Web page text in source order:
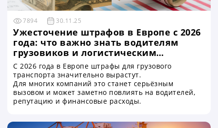
7894 30.11.25
Ужесточение штрафов в Европе с 2026
года: что важно знать водителям
грузовиков и логистическим
компаниям
С 2026 года в Европе штрафы для грузового
транспорта значительно вырастут.
Для многих компаний это станет серьёзным
вызовом и может заметно повлиять на водителей,
репутацию и финансовые расходы.